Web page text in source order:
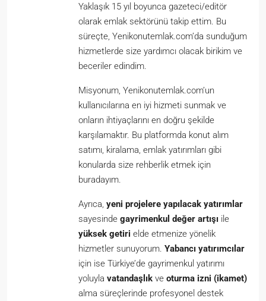
Yaklaşık 15 yıl boyunca gazeteci/editör
olarak emlak sektörünü takip ettim. Bu
süreçte, Yenikonutemlak.com’da sunduğum
hizmetlerde size yardımcı olacak birikim ve
beceriler edindim.
Misyonum, Yenikonutemlak.com’un
kullanıcılarına en iyi hizmeti sunmak ve
onların ihtiyaçlarını en doğru şekilde
karşılamaktır. Bu platformda konut alım
satımı, kiralama, emlak yatırımları gibi
konularda size rehberlik etmek için
buradayım.
Ayrıca, yeni projelere yapılacak yatırımlar
sayesinde gayrimenkul değer artışı ile
yüksek getiri elde etmenize yönelik
hizmetler sunuyorum. Yabancı yatırımcılar
için ise Türkiye’de gayrimenkul yatırımı
yoluyla vatandaşlık ve oturma izni (ikamet)
alma süreçlerinde profesyonel destek